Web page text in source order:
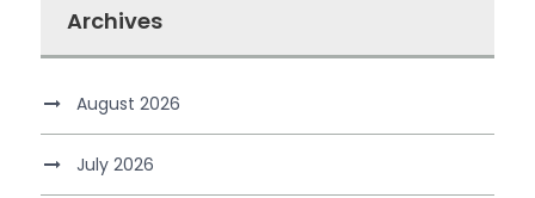
Archives
August 2026
July 2026